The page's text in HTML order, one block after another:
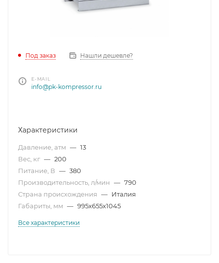
Под заказ Нашли дешевле?
E-MAIL
info@pk-kompressor.ru
Характеристики
Давление, атм — 13
Вес, кг — 200
Питание, В — 380
Производительность, л/мин — 790
Страна происхождения — Италия
Габариты, мм — 995х655х1045
Все характеристики